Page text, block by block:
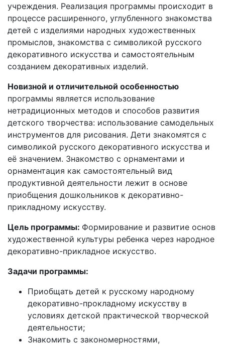
учреждения. Реализация программы происходит в
процессе расширенного, углубленного знакомства
детей с изделиями народных художественных
промыслов, знакомства с символикой русского
декоративного искусства и самостоятельным
созданием декоративных изделий.
Новизной и отличительной особенностью
программы является использование
нетрадиционных методов и способов развития
детского творчества: использование самодельных
инструментов для рисования. Дети знакомятся с
символикой русского декоративного искусства и
её значением. Знакомство с орнаментами и
орнаментация как самостоятельный вид
продуктивной деятельности лежит в основе
приобщения дошкольников к декоративно-
прикладному искусству.
Цель программы: Формирование и развитие основ
художественной культуры ребенка через народное
декоративно-прикладное искусство.
Задачи программы:
Приобщать детей к русскому народному
декоративно-прокладному искусству в
условиях детской практической творческой
деятельности;
Знакомить с закономерностями,